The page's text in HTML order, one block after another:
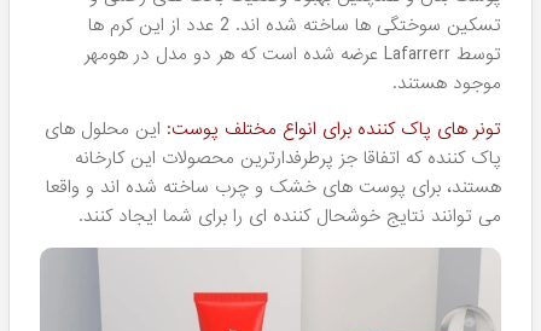
این هدف بزرگ، باعث شده است محصولات این شرکت، از نظر
کیفی، همواره یک سر و گردن از دیگر برند های داخلی، در سطح
بالاتری قرار بگیرند و شهرت و به دنباله آن فروش آنها روز به روز
بیشتر و گسترده تر شود. امروزه مشتریان به شکل ویژه ای از
کالاهای Lafarrerr استقبال می کنند و تقریبا جز برندهای داخلی
است که هر ایرانی حداقل یکبار نام آنرا شنیده،
خرید محصولات
لافارررا تجربه کرده و یا حتی حداقل یکبار از آن استفاده نموده
است!
لیست محصولات لافارر